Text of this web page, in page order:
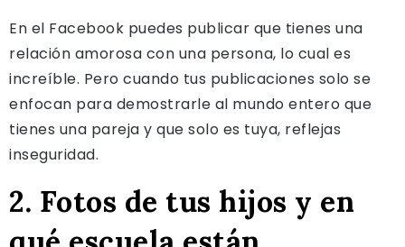
En el Facebook puedes publicar que tienes una
relación amorosa con una persona, lo cual es
increíble. Pero cuando tus publicaciones solo se
enfocan para demostrarle al mundo entero que
tienes una pareja y que solo es tuya, reflejas
inseguridad.
2. Fotos de tus hijos y en